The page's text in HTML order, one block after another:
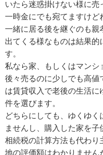
いたら迷惑掛けない様に
一時金にでも宛てますけど
一緒に居る後を継ぐのも
出てくる様なものは結果
す。
私なら家、もしくはマン
後々売るのに少しでも高値
は賃貸収入で老後の生活
件を選びます。
どちらにしても、ゆくゆ
ませんし、購入した家を子
相続税の計算方法も代わ
地の評価額はわかりませ